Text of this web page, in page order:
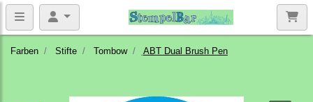
Farben Stifte Tombow ABT Dual Brush Pen